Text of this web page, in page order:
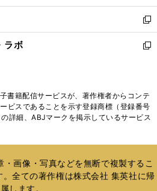
開
く
ウ
で
開
く
ン
ド
ウ
で
ウ
ィ
ン
ド
く
新
し
い
ド
ウ
で
ラボ
新
ィ
ン
ド
開
く
書籍配信サービスが、著作権者からコンテ
ビスであることを示す登録商標（登録番号
詳細、ABJマークを掲示しているサービス
画像・写真などを無断で複製するこ
全ての著作権は株式会社 集英社に帰
属します。